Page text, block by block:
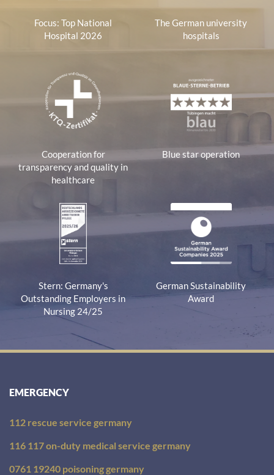
Focus: Top National
Hospital 2026
The German university
hospitals
Cooperation for
transparency and quality in
healthcare
Blue star operation
Stern: Germany's
Outstanding Employers in
Nursing 24/25
German Sustainability
Award
EMERGENCY
112 rescue service germany
116 117 on-duty medical service germany
0761 19240 poisoning germany